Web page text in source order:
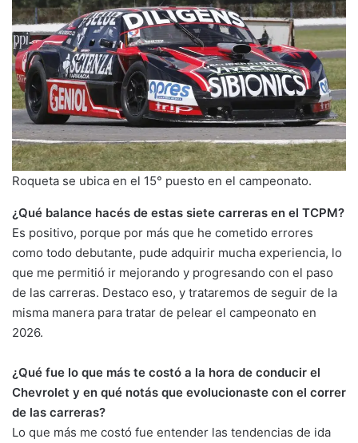
Roqueta se ubica en el 15° puesto en el campeonato.
¿Qué balance hacés de estas siete carreras en el TCPM?
Es positivo, porque por más que he cometido errores
como todo debutante, pude adquirir mucha experiencia, lo
que me permitió ir mejorando y progresando con el paso
de las carreras. Destaco eso, y trataremos de seguir de la
misma manera para tratar de pelear el campeonato en
2026.
¿Qué fue lo que más te costó a la hora de conducir el
Chevrolet y en qué notás que evolucionaste con el correr
de las carreras?
Lo que más me costó fue entender las tendencias de ida